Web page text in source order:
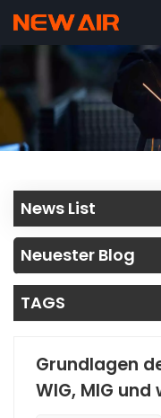
News List
Neuester Blog
TAGS
Grundlagen
WIG, MIG und